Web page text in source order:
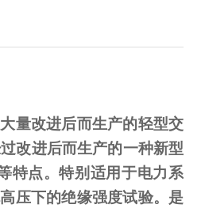
量改进后而生产的轻型交
改进后而生产的一种新型
特点。特别适用于电力系
压下的绝缘强度试验。是